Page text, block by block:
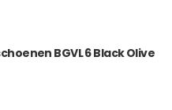
BGVL 6 Black Olive